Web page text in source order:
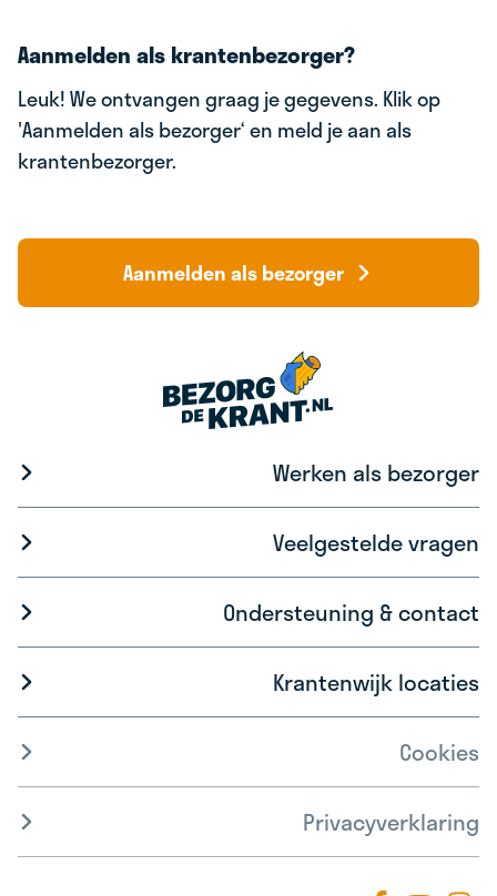
Aanmelden als krantenbezorger?
Leuk! We ontvangen graag je gegevens. Klik op
'Aanmelden als bezorger‘ en meld je aan als
krantenbezorger.
Aanmelden als bezorger
Werken als bezorger
Veelgestelde vragen
Ondersteuning & contact
Krantenwijk locaties
Cookies
Privacyverklaring